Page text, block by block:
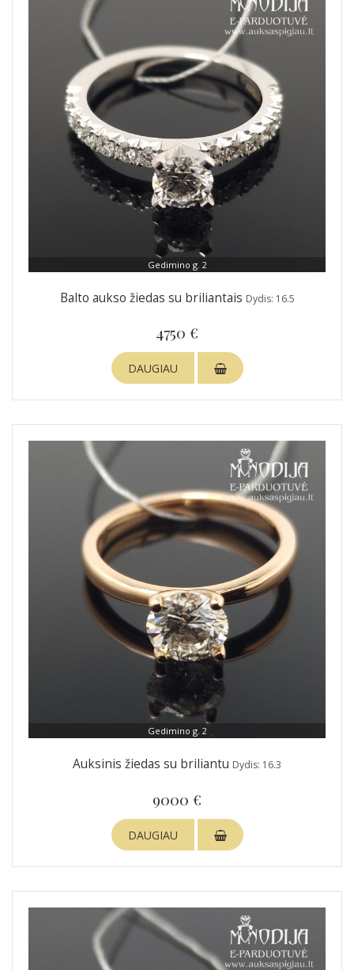
Gedimino g. 2
Balto aukso žiedas su briliantais Dydis: 16.5
4750 €
DAUGIAU
Gedimino g. 2
Auksinis žiedas su briliantu Dydis: 16.3
9000 €
DAUGIAU